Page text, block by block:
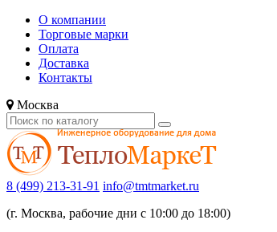
О компании
Торговые марки
Оплата
Доставка
Контакты
Москва
8 (499) 213-31-91 info@tmtmarket.ru
(г. Москва, рабочие дни с 10:00 до 18:00)